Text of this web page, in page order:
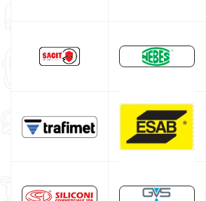
Poste à souder GYS
Équipement complémentaire au soudage
Cagoule de soudure automatique
Masque de soudage professionnel